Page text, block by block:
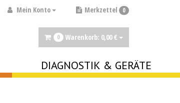
Merkzettel 0
Mein Konto
0 Warenkorb: 0,00 €
DIAGNOSTIK & GERÄTE